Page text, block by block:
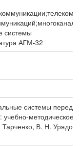
системы
АГМ-32
системы
методическое
В. Н.